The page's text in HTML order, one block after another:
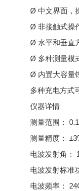
Ø 中文界面，
Ø 非接触式操
Ø 水平和垂直
Ø 多种测量模
Ø 内置大容量
多种充电方式
仪器详情
测量范围：
测量精度：
电波发射角：
电波发射标准
电波频率：